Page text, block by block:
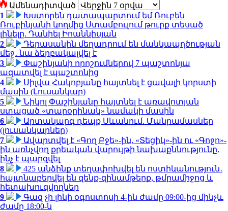
Ամենադիտված
1
Խստորեն դատապարտում եմ Ռուբեն
Ռուբինյանի կողմից Ստամբուլում թուրք տեսած
լինելը. Դանիել Իոաննիսյան
2
Դերասանին մեղադրում են մանկապղծության
մեջ․ նա ձերբակալվել է
3
Փաշինյանի որոշումներով 7 պաշտոնյա
ազատվել է պաշտոնից
4
Սիլվա Հակոբյանը հայտնել է ցավալի կորստի
մասին (Լուսանկար)
5
Նիկոլ Փաշինյանը հայտնել է առավոտյան
ստացած «տարօրինակ» նամակի մասին
6
Արտակարգ դեպք Սևանում. Մանրամասներ
(լուսանկարներ)
7
Ավարտվել է «Գող Բջե»-ին, «Տեցիկ»-ին ու «Գոջո»-
ին առնչվող քրեական վարույթի նախաքննությունը.
ինչ է պարզվել
8
425 անձինք տեղափոխվել են ոստիկանություն․
հայտնաբերվել են զենք-զինամթերք, թմրամիջոց և
հետախուզվողներ
9
Գազ չի լինի օգոստոսի 4-ին ժամը 09:00-ից մինչև
ժամը 18:00-ն